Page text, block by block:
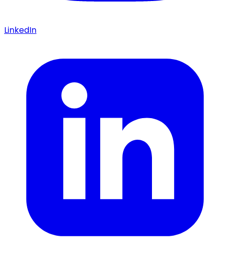
LinkedIn